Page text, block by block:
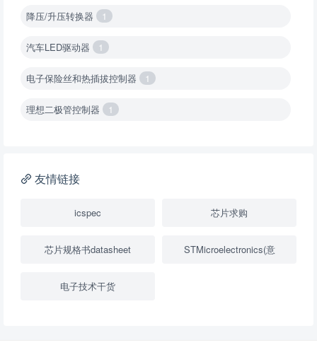
降压/升压转换器 1
汽车LED驱动器 1
电子保险丝和热插拔控制器 1
理想二极管控制器 1
降压转换器（继承开关）
USB隔离器 1
友情链接
icspec 芯片求购
芯片规格书datasheet STMicroelectronics(意
电子技术干货